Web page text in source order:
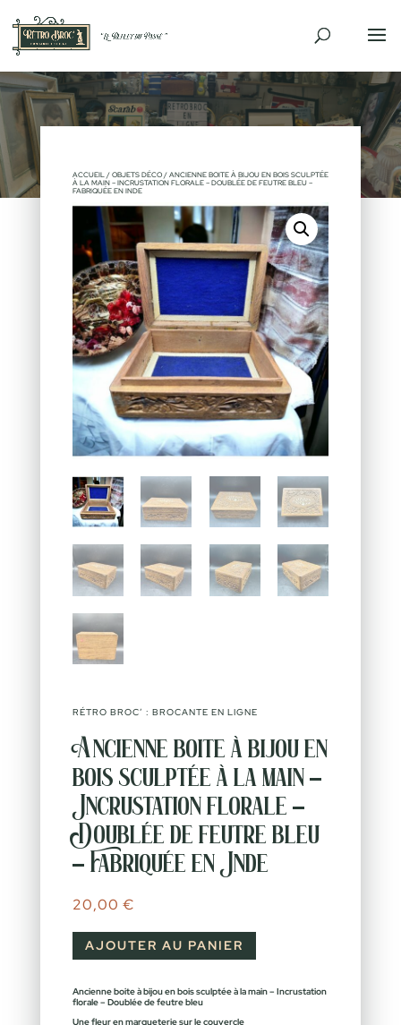
ACCUEIL/ OBJETS DÉCO/ ANCIENNE BOITE À BIJOU EN BOIS SCULPTÉE
À LA MAIN – INCRUSTATION FLORALE – DOUBLÉE DE FEUTRE BLEU –
FABRIQUÉE EN INDE
RÉTRO BROC’ : BROCANTE EN LIGNE
Ancienne boite à bijou en
bois sculptée à la main –
Incrustation florale –
Doublée de feutre bleu
– Fabriquée en Inde
20,00 €
AJOUTER AU PANIER
Ancienne boite à bijou en bois sculptée à la main – Incrustation
florale – Doublée de feutre bleu
Une fleur en marqueterie sur le couvercle